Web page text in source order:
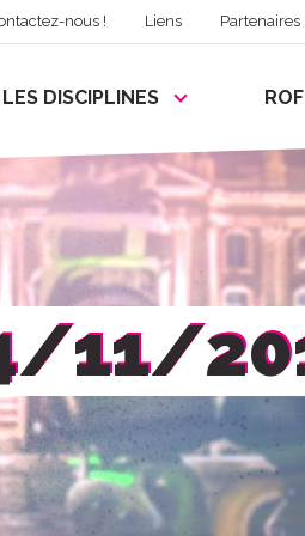
LES DISCIPLINES
nous ! Liens Partenaires
11/